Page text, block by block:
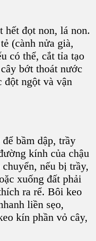
hết đọt non, lá non.
(cành nửa già,
có thể, cắt tỉa tạo
bớt thoát nước
đột ngột và vận
bầm dập, trầy
kính của chậu
nếu bị trầy,
xuống đất phải
ra rể. Bôi keo
liền sẹo,
kín phần vỏ cây,